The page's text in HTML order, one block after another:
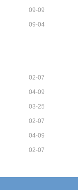
09-09
09-04
02-07
04-09
03-25
02-07
04-09
02-07